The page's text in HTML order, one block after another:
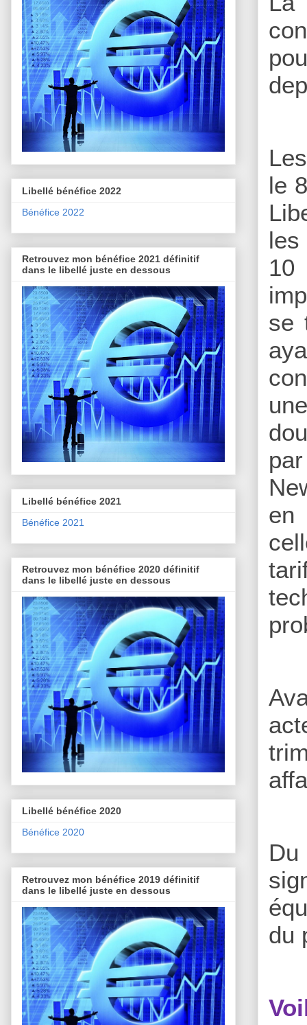
le
10
se
en
du
Libellé bénéfice 2022
Bénéfice 2022
Retrouvez mon bénéfice 2021 définitif
dans le libellé juste en dessous
Libellé bénéfice 2021
Bénéfice 2021
Retrouvez mon bénéfice 2020 définitif
dans le libellé juste en dessous
Libellé bénéfice 2020
Bénéfice 2020
Retrouvez mon bénéfice 2019 définitif
dans le libellé juste en dessous